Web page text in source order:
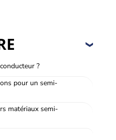
?
pour un semi-
matériaux semi-